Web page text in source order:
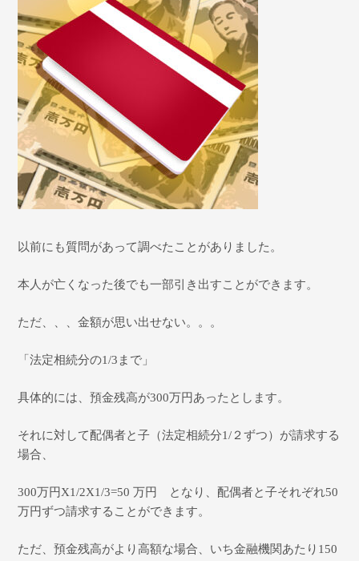
以前にも質問があって調べたことがありました。
本人が亡くなった後でも一部引き出すことができます。
ただ、、、金額が思い出せない。。。
「法定相続分の1/3まで」
具体的には、預金残高が300万円あったとします。
それに対して配偶者と子（法定相続分1/２ずつ）が請求する
場合、
300万円X1/2X1/3=50 万円 となり、配偶者と子それぞれ50
万円ずつ請求することができます。
ただ、預金残高がより高額な場合、いち金融機関あたり150